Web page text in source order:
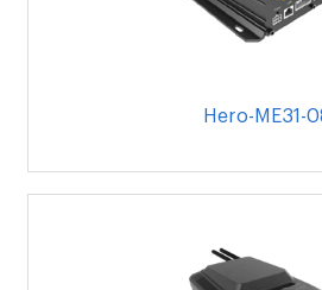
Hero-ME31-